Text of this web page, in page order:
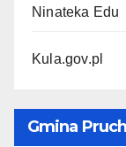
Ninateka Edu
Kula.gov.pl
Gmina